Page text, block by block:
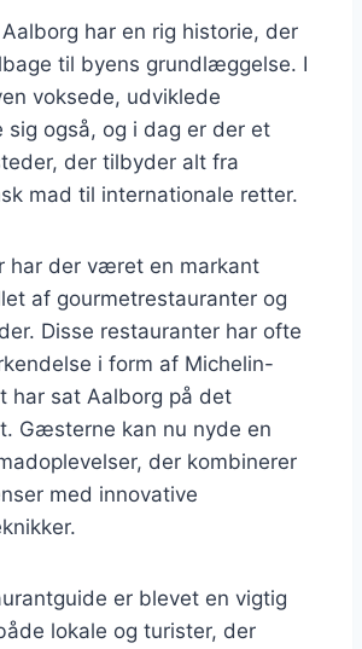
har en rig historie, der
til byens grundlæggelse. I
voksede, udviklede
sig også, og i dag er der et
der tilbyder alt fra
mad til internationale retter.
har der været en markant
af gourmetrestauranter og
Disse restauranter har ofte
i form af Michelin-
har sat Aalborg på det
Gæsterne kan nu nyde en
der kombinerer
med innovative
er blevet en vigtig
lokale og turister, der